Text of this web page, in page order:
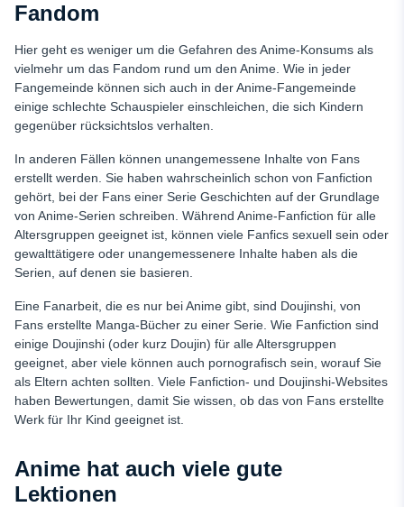
Fandom
Hier geht es weniger um die Gefahren des Anime-Konsums als
vielmehr um das Fandom rund um den Anime. Wie in jeder
Fangemeinde können sich auch in der Anime-Fangemeinde
einige schlechte Schauspieler einschleichen, die sich Kindern
gegenüber rücksichtslos verhalten.
In anderen Fällen können unangemessene Inhalte von Fans
erstellt werden. Sie haben wahrscheinlich schon von Fanfiction
gehört, bei der Fans einer Serie Geschichten auf der Grundlage
von Anime-Serien schreiben. Während Anime-Fanfiction für alle
Altersgruppen geeignet ist, können viele Fanfics sexuell sein oder
gewalttätigere oder unangemessenere Inhalte haben als die
Serien, auf denen sie basieren.
Eine Fanarbeit, die es nur bei Anime gibt, sind Doujinshi, von
Fans erstellte Manga-Bücher zu einer Serie. Wie Fanfiction sind
einige Doujinshi (oder kurz Doujin) für alle Altersgruppen
geeignet, aber viele können auch pornografisch sein, worauf Sie
als Eltern achten sollten. Viele Fanfiction- und Doujinshi-Websites
haben Bewertungen, damit Sie wissen, ob das von Fans erstellte
Werk für Ihr Kind geeignet ist.
Anime hat auch viele gute
Lektionen